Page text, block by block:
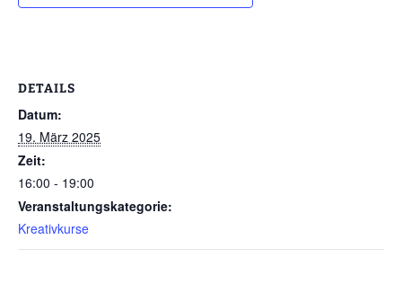
DETAILS
Datum:
19. März 2025
Zeit:
16:00 - 19:00
Veranstaltungskategorie:
Kreativkurse